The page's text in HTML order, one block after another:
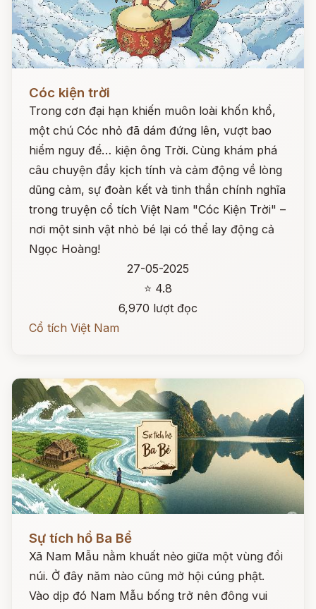
Cóc kiện trời
Trong cơn đại hạn khiến muôn loài khốn khổ,
một chú Cóc nhỏ đã dám đứng lên, vượt bao
hiểm nguy để… kiện ông Trời. Cùng khám phá
câu chuyện đầy kịch tính và cảm động về lòng
dũng cảm, sự đoàn kết và tinh thần chính nghĩa
trong truyện cổ tích Việt Nam "Cóc Kiện Trời" –
nơi một sinh vật nhỏ bé lại có thể lay động cả
Ngọc Hoàng!
27-05-2025
⭐ 4.8
6,970 lượt đọc
Cổ tích Việt Nam
Sự tích hồ Ba Bể
Xã Nam Mẫu nằm khuất nẻo giữa một vùng đồi
núi. Ở đây năm nào cũng mở hội cúng phật.
Vào dịp đó Nam Mẫu bống trở nên đông vui